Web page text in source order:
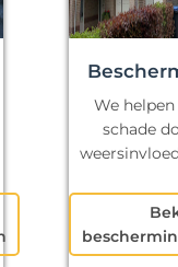
We helpen
schade